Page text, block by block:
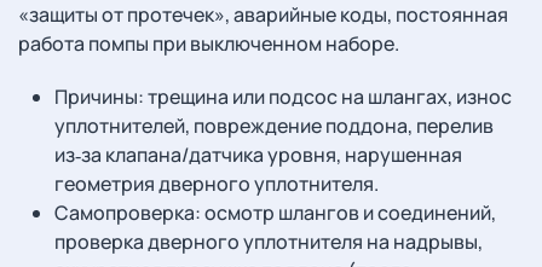
«защиты от протечек», аварийные коды, постоянная
работа помпы при выключенном наборе.
Причины: трещина или подсос на шлангах, износ
уплотнителей, повреждение поддона, перелив
из‑за клапана/датчика уровня, нарушенная
геометрия дверного уплотнителя.
Самопроверка: осмотр шлангов и соединений,
проверка дверного уплотнителя на надрывы,